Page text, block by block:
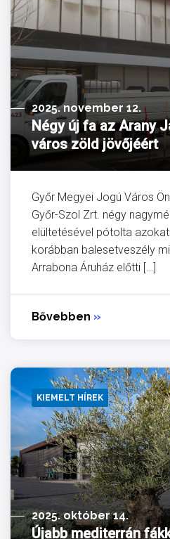
2025. november 12.
Négy új fa az Arany
város zöld jövőjéért
Győr Megyei Jogú Város
Győr-Szol Zrt. négy
elültetésével pótolta
korábban balesetveszély
Arrabona Áruház előtti […]
Bővebben »
KIEMELT HÍREK
2025. október 14.
Újabb mediterrán